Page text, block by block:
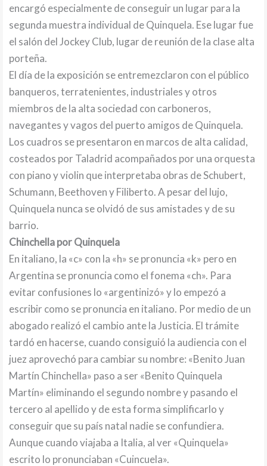
encargó especialmente de conseguir un lugar para la
segunda muestra individual de Quinquela. Ese lugar fue
el salón del Jockey Club, lugar de reunión de la clase alta
porteña.
El día de la exposición se entremezclaron con el público
banqueros, terratenientes, industriales y otros
miembros de la alta sociedad con carboneros,
navegantes y vagos del puerto amigos de Quinquela.
Los cuadros se presentaron en marcos de alta calidad,
costeados por Taladrid acompañados por una orquesta
con piano y violin que interpretaba obras de Schubert,
Schumann, Beethoven y Filiberto. A pesar del lujo,
Quinquela nunca se olvidó de sus amistades y de su
barrio.
Chinchella por Quinquela
En italiano, la «c» con la «h» se pronuncia «k» pero en
Argentina se pronuncia como el fonema «ch». Para
evitar confusiones lo «argentinizó» y lo empezó a
escribir como se pronuncia en italiano. Por medio de un
abogado realizó el cambio ante la Justicia. El trámite
tardó en hacerse, cuando consiguió la audiencia con el
juez aprovechó para cambiar su nombre: «Benito Juan
Martín Chinchella» paso a ser «Benito Quinquela
Martín» eliminando el segundo nombre y pasando el
tercero al apellido y de esta forma simplificarlo y
conseguir que su país natal nadie se confundiera.
Aunque cuando viajaba a Italia, al ver «Quinquela»
escrito lo pronunciaban «Cuincuela».